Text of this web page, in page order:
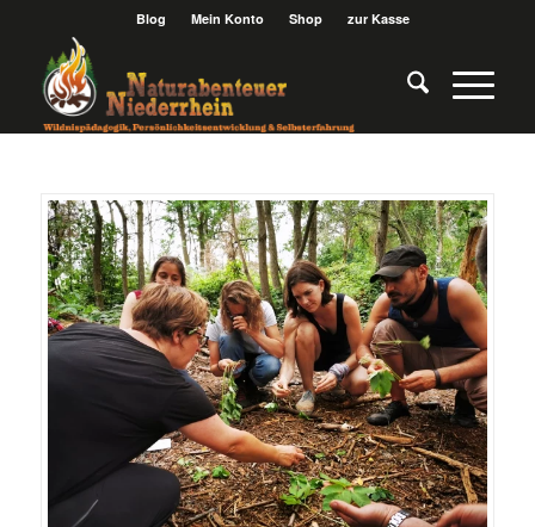
Blog Mein Konto Shop zur Kasse